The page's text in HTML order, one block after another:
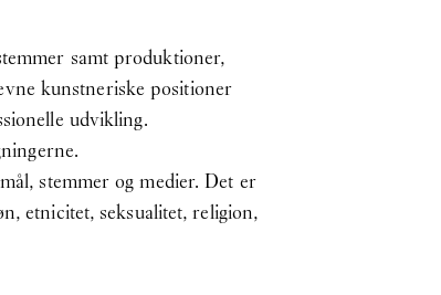
samt produktioner,
kunstneriske positioner
udvikling.
stemmer og medier. Det er
etnicitet, seksualitet, religion,